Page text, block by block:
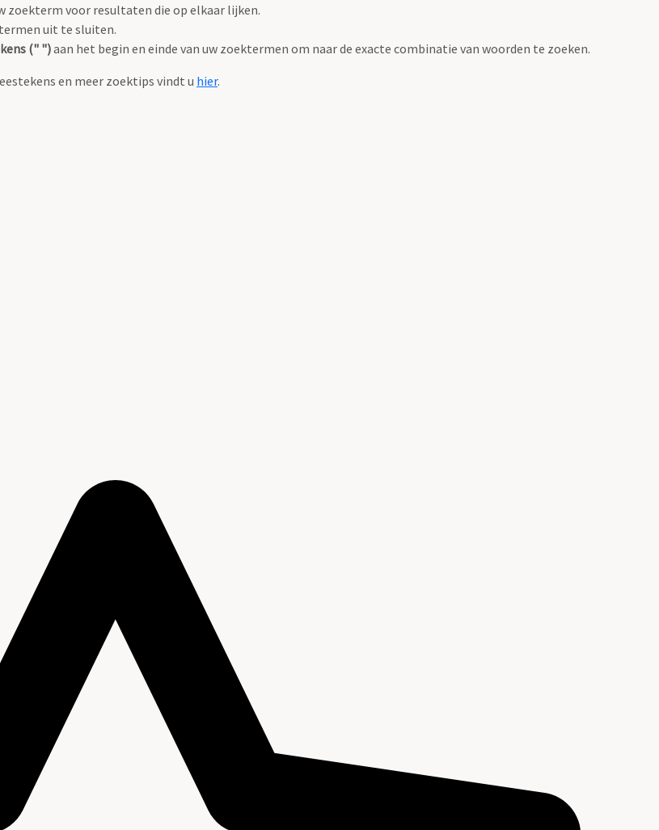
zoekterm voor resultaten die op elkaar lijken.
uit te sluiten.
(" ")aan het begin en einde van uw zoektermen om naar de exacte combinatie van woorden te zoeken.
en meer zoektips vindt u hier.